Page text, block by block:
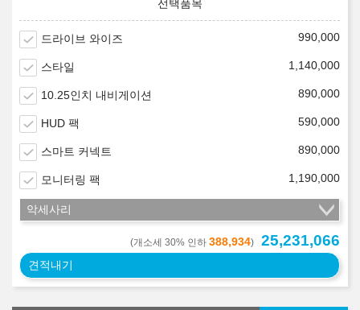
드라이브 와이즈 990,000
스타일 1,140,000
10.25인치 내비게이션 890,000
HUD 팩 590,000
스마트 커넥트 890,000
모니터링 팩 1,190,000
악세사리
(개소세 30% 인하 388,934) 25,231,066
견적내기